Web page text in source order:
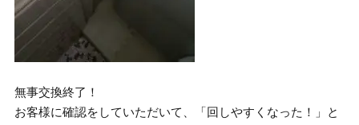
無事交換終了！
お客様に確認をしていただいて、「回しやすくなった！」と